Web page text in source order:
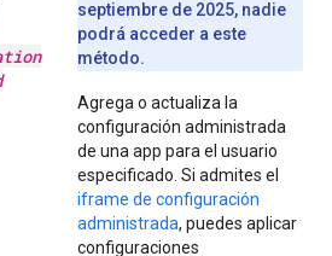
septiembre de 2025, nadie
podrá acceder a este
método.
Agrega o actualiza la
configuración administrada
de una app para el usuario
especificado. Si admites el
iframe de configuración
administrada, puedes aplicar
configuraciones